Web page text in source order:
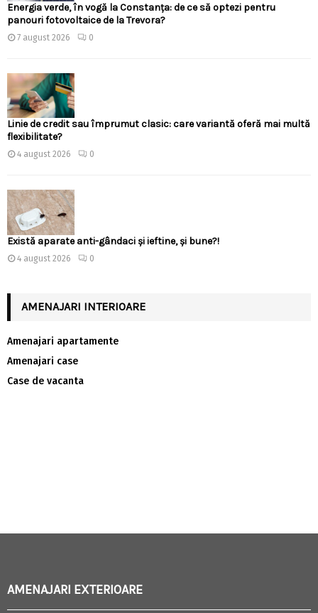
Energia verde, în vogă la Constanța: de ce să optezi pentru
panouri fotovoltaice de la Trevora?
7 august 2026 0
Linie de credit sau împrumut clasic: care variantă oferă mai multă
flexibilitate?
4 august 2026 0
Există aparate anti-gândaci și ieftine, și bune?!
4 august 2026 0
AMENAJARI INTERIOARE
Amenajari apartamente
Amenajari case
Case de vacanta
AMENAJARI EXTERIOARE